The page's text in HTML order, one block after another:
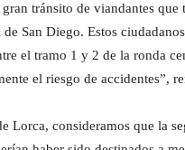
tránsito de viandantes
San Diego. Estos
el tramo 1 y 2 de la ronda
el riesgo de accidentes”,
Lorca, consideramos que la